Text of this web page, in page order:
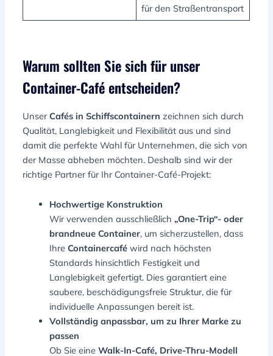
für den Straßentransport
Warum sollten Sie sich für unser
Container-Café entscheiden?
UnserCafés in Schiffscontainern zeichnen sich durch
Qualität, Langlebigkeit und Flexibilität aus und sind
damit die perfekte Wahl für Unternehmen, die sich von
der Masse abheben möchten. Deshalb sind wir der
richtige Partner für Ihr Container-Café-Projekt:
Hochwertige Konstruktion
Wir verwenden ausschließlich„One-Trip“- oder
brandneue Container, um sicherzustellen, dass
IhreContainercafé wird nach höchsten
Standards hinsichtlich Festigkeit und
Langlebigkeit gefertigt. Dies garantiert eine
saubere, beschädigungsfreie Struktur, die für
individuelle Anpassungen bereit ist.
Vollständig anpassbar, um zu Ihrer Marke zu
passen
Ob Sie eineWalk-In-Café, Drive-Thru-Modell